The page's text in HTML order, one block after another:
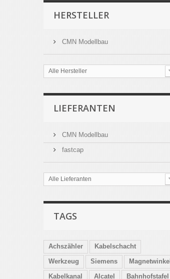
HERSTELLER
CMN Modellbau
Alle Hersteller
LIEFERANTEN
CMN Modellbau
fastcap
Alle Lieferanten
TAGS
Achszähler
Kabelschacht
Werkzeug
Siemens
Magnetwinkel
Kabelkanal
Alcatel Bahnhofstafel